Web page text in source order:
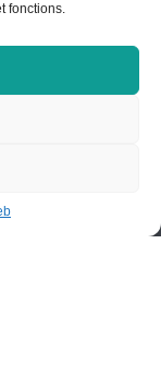
fonctions.
G8P 2E9